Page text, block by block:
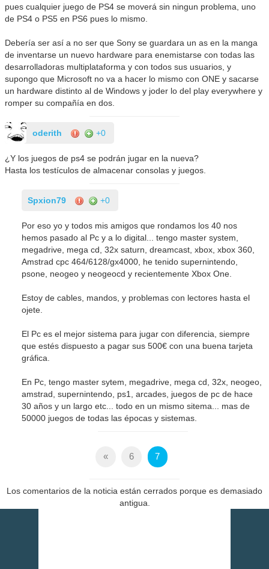
pues cualquier juego de PS4 se moverá sin ningun problema, uno
de PS4 o PS5 en PS6 pues lo mismo.
Debería ser así a no ser que Sony se guardara un as en la manga
de inventarse un nuevo hardware para enemistarse con todas las
desarrolladoras multiplataforma y con todos sus usuarios, y
supongo que Microsoft no va a hacer lo mismo con ONE y sacarse
un hardware distinto al de Windows y joder lo del play everywhere y
romper su compañía en dos.
oderith +0
¿Y los juegos de ps4 se podrán jugar en la nueva?
Hasta los testículos de almacenar consolas y juegos.
Spxion79 +0
Por eso yo y todos mis amigos que rondamos los 40 nos
hemos pasado al Pc y a lo digital... tengo master system,
megadrive, mega cd, 32x saturn, dreamcast, xbox, xbox 360,
Amstrad cpc 464/6128/gx4000, he tenido supernintendo,
psone, neogeo y neogeocd y recientemente Xbox One.
Estoy de cables, mandos, y problemas con lectores hasta el
ojete.
El Pc es el mejor sistema para jugar con diferencia, siempre
que estés dispuesto a pagar sus 500€ con una buena tarjeta
gráfica.
En Pc, tengo master sytem, megadrive, mega cd, 32x, neogeo,
amstrad, supernintendo, ps1, arcades, juegos de pc de hace
30 años y un largo etc... todo en un mismo sitema... mas de
50000 juegos de todas las épocas y sistemas.
« 6 7
Los comentarios de la noticia están cerrados porque es demasiado
antigua.